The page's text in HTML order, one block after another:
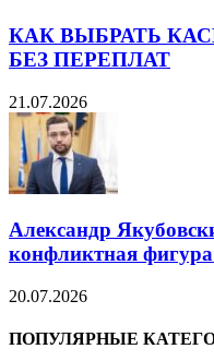
КАК ВЫБРАТЬ
БЕЗ ПЕРЕПЛАТ
21.07.2026
Александр
конфликтная фигура
20.07.2026
ПОПУЛЯРНЫЕ